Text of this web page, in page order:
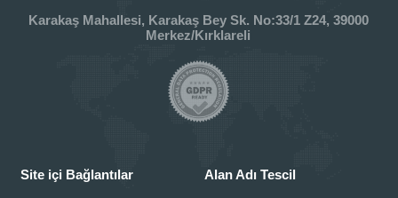
Karakaş Mahallesi, Karakaş Bey Sk. No:33/1 Z24, 39000
Merkez/Kırklareli
Site içi Bağlantılar Alan Adı Tescil